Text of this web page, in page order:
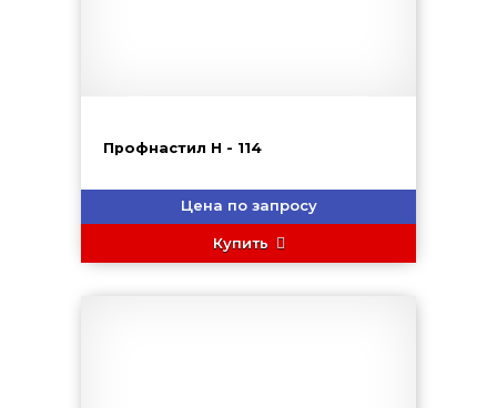
Профнастил H - 114
Цена по запросу
Купить